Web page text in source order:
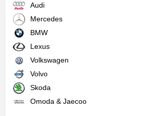
Audi
Mercedes
BMW
Lexus
Volkswagen
Volvo
Skoda
Omoda & Jaecoo